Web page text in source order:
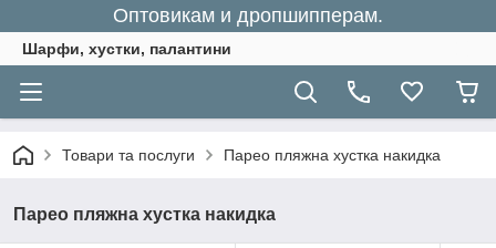
Оптовикам и дропшипперам.
Шарфи, хустки, палантини
Товари та послуги Парео пляжна хустка накидка
Парео пляжна хустка накидка